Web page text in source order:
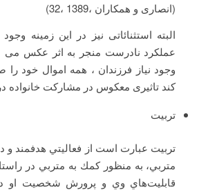
(انصاری و همکاران ،1389 ،32)
البته استثنائاتی نیز در این زمینه
عملکرد نادرست منجر به اثر عکس می
وجود نیاز فرزندان ، همه اموال خود
کند تاثیری معکوس در مشارکت خانواده
تربیت
تربيت عبارت است از فعاليتي هدفمند و
متربي، به منظور كمك به متربي در
قابليت‌هاي وي و پرورش شخصيت او